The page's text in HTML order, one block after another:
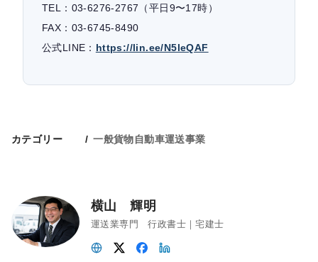
TEL：03-6276-2767（平日9〜17時）
FAX：03-6745-8490
公式LINE： https://lin.ee/N5leQAF
カテゴリー 一般貨物自動車運送事業
横山 輝明
運送業専門 行政書士｜宅建士